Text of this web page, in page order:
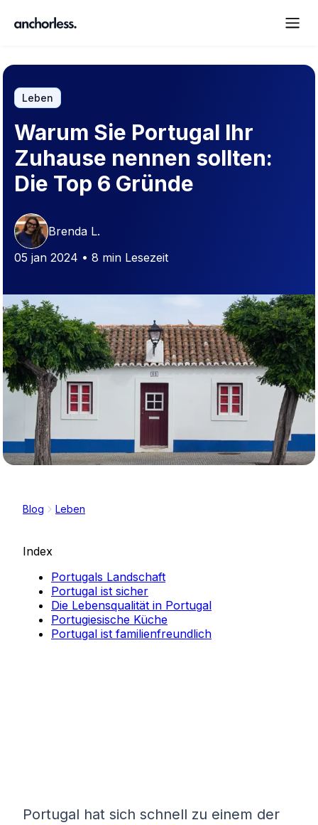
Leben
Warum Sie Portugal Ihr
Zuhause nennen sollten:
Die Top 6 Gründe
Brenda L.
05 jan 2024 • 8 min Lesezeit
Blog Leben
Index
Portugals Landschaft
Portugal ist sicher
Die Lebensqualität in Portugal
Portugiesische Küche
Portugal ist familienfreundlich
Portugal hat sich schnell zu einem der